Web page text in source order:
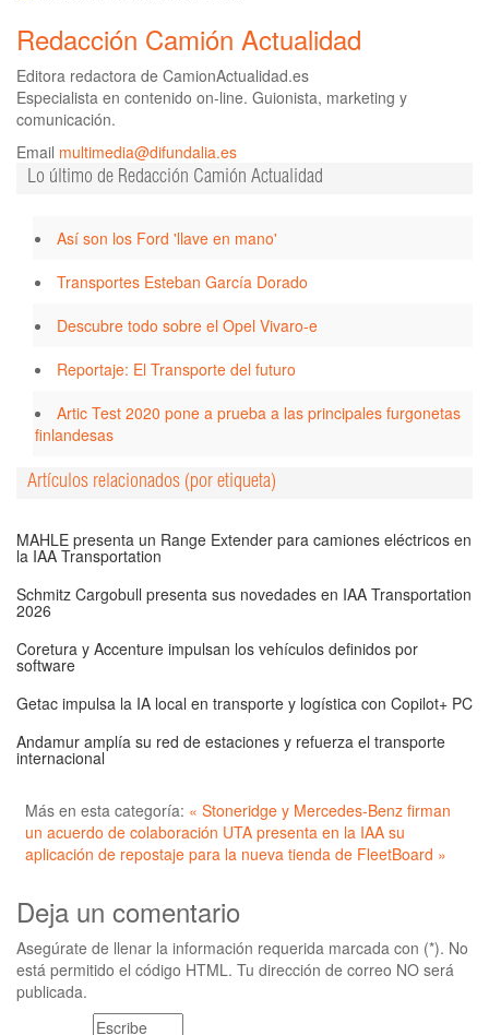
Redacción Camión Actualidad
Editora redactora de CamionActualidad.es
Especialista en contenido on-line. Guionista, marketing y
comunicación.
Email multimedia@difundalia.es
Lo último de Redacción Camión Actualidad
Así son los Ford 'llave en mano'
Transportes Esteban García Dorado
Descubre todo sobre el Opel Vivaro-e
Reportaje: El Transporte del futuro
Artic Test 2020 pone a prueba a las principales furgonetas
finlandesas
Artículos relacionados (por etiqueta)
MAHLE presenta un Range Extender para camiones eléctricos en
la IAA Transportation
Schmitz Cargobull presenta sus novedades en IAA Transportation
2026
Coretura y Accenture impulsan los vehículos definidos por
software
Getac impulsa la IA local en transporte y logística con Copilot+ PC
Andamur amplía su red de estaciones y refuerza el transporte
internacional
Más en esta categoría: « Stoneridge y Mercedes-Benz firman
un acuerdo de colaboración UTA presenta en la IAA su
aplicación de repostaje para la nueva tienda de FleetBoard »
Deja un comentario
Asegúrate de llenar la información requerida marcada con (*). No
está permitido el código HTML. Tu dirección de correo NO será
publicada.